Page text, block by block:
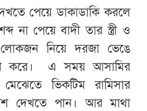
পেয়ে ডাকাডাকি করলে
না পেয়ে বাদী তার স্ত্রী ও
লোকজন নিয়ে দরজা ভেঙে
করে। এ সময় আসামির
ভিকটিম রামিসার
দেখতে পান। আর মাথা